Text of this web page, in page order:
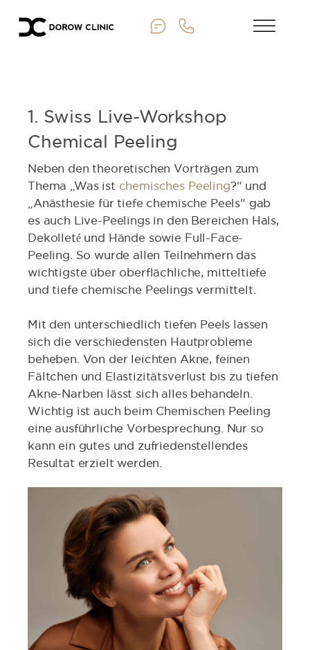
1. Swiss Live-Workshop
Chemical Peeling
Neben den theoretischen Vorträgen zum
Thema „Was ist chemisches Peeling?“ und
„Anästhesie für tiefe chemische Peels“ gab
es auch Live-Peelings in den Bereichen Hals,
Dekolleté und Hände sowie Full-Face-
Peeling. So wurde allen Teilnehmern das
wichtigste über ober­flächliche, mitteltiefe
und tiefe chemische Peelings vermittelt.
Mit den unterschiedlich tiefen Peels lassen
sich die verschieden­sten Hautprobleme
beheben. Von der leichten Akne, feinen
Fältchen und Elastizitätsverlust bis zu tiefen
Akne-Narben lässt sich alles behandeln.
Wichtig ist auch beim Chemischen Peeling
eine ausführliche Vorbesprechung. Nur so
kann ein gutes und zufriedenstellendes
Resultat erzielt werden.